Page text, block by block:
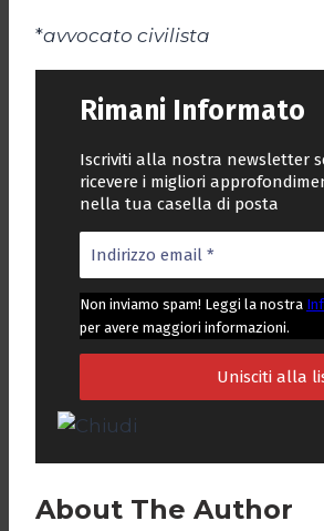
*avvocato civilista
Rimani Informato
Iscriviti alla nostra newsletter
ricevere i migliori
nella tua casella di posta
Non inviamo spam! Leggi la nostra
per avere maggiori informazioni.
About The Author